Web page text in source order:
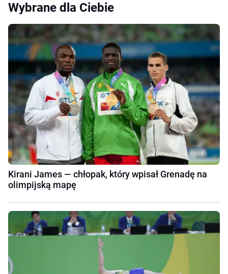
Wybrane dla Ciebie
Kirani James — chłopak, który wpisał Grenadę na
olimpijską mapę